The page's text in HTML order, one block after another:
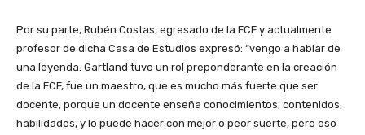
Por su parte, Rubén Costas, egresado de la FCF y actualmente
profesor de dicha Casa de Estudios expresó: “vengo a hablar de
una leyenda. Gartland tuvo un rol preponderante en la creación
de la FCF, fue un maestro, que es mucho más fuerte que ser
docente, porque un docente enseña conocimientos, contenidos,
habilidades, y lo puede hacer con mejor o peor suerte, pero eso